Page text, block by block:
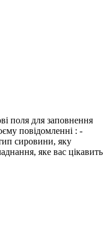
поля для заповнення
повідомленні : -
сировини, яку
яке вас цікавить